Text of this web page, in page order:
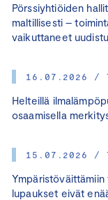
Pörssiyhtiöiden
maltillisesti –
vaikuttaneet
16.07.2026 /
Helteillä
osaamisella
15.07.2026 /
lupaukset eivät